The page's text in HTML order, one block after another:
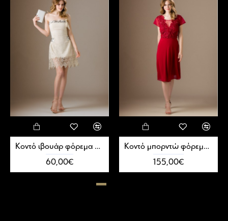
Kοντό ιβουάρ φόρεμα από δαντέλα
60,00€
Kοντό μπορντώ φόρεμα με διαφάνεια
155,00€